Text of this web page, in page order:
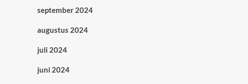
september 2024
augustus 2024
juli 2024
juni 2024